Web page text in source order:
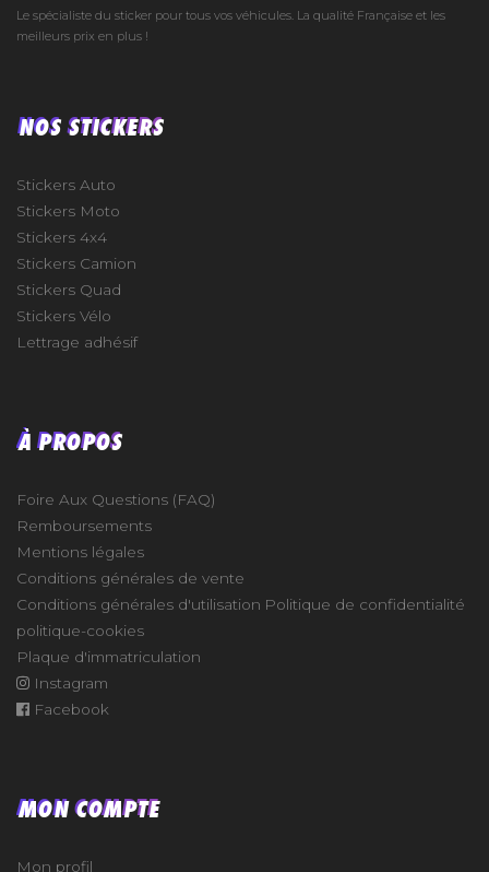
Le spécialiste du sticker pour tous vos véhicules. La qualité Française et les
meilleurs prix en plus !
NOS STICKERS
Stickers Auto
Stickers Moto
Stickers 4x4
Stickers Camion
Stickers Quad
Stickers Vélo
Lettrage adhésif
À PROPOS
Foire Aux Questions (FAQ)
Remboursements
Mentions légales
Conditions générales de vente
Conditions générales d'utilisation Politique de confidentialité
politique-cookies
Plaque d'immatriculation
Instagram
Facebook
MON COMPTE
Mon profil